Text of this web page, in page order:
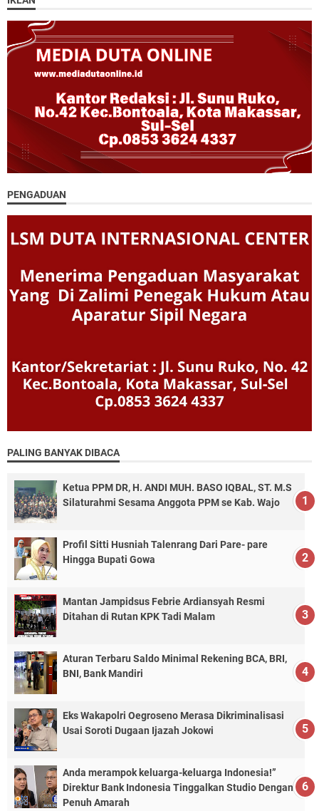
PENGADUAN
PALING BANYAK DIBACA
Ketua PPM DR, H. ANDI MUH. BASO IQBAL, ST. M.S
Silaturahmi Sesama Anggota PPM se Kab. Wajo
Profil Sitti Husniah Talenrang Dari Pare- pare
Hingga Bupati Gowa
Mantan Jampidsus Febrie Ardiansyah Resmi
Ditahan di Rutan KPK Tadi Malam
Aturan Terbaru Saldo Minimal Rekening BCA, BRI,
BNI, Bank Mandiri
Eks Wakapolri Oegroseno Merasa Dikriminalisasi
Usai Soroti Dugaan Ijazah Jokowi
Anda merampok keluarga-keluarga Indonesia!”
Direktur Bank Indonesia Tinggalkan Studio Dengan
Penuh Amarah